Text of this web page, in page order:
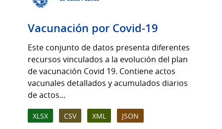
Vacunación por Covid-19
Este conjunto de datos presenta diferentes
recursos vinculados a la evolución del plan
de vacunación Covid 19. Contiene actos
vacunales detallados y acumulados diarios
de actos...
XLSX CSV XML JSON